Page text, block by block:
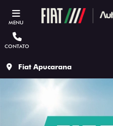
MENU
CONTATO
Fiat Apucarana